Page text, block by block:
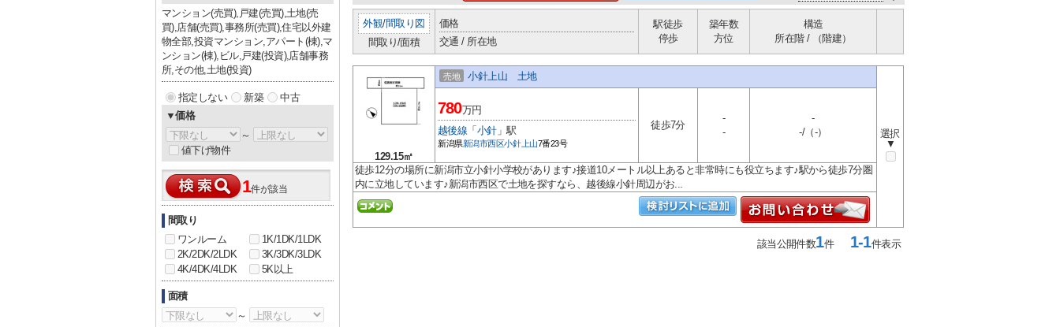
外観/間取り図
間取り/面積
価格
交通 / 所在地
駅徒歩
停歩
築年数
方位
構造
所在階 / （階建）
129.15㎡
売地 小針上山 土地
選択
▼
780万円
越後線 「 小針」駅
新潟県新潟市西区小針上山7番23号
徒歩7分
-
-
-
-/（-）
徒歩12分の場所に新潟市立小針小学校があります♪接道10メートル以上あると非常時にも役立ちます♪駅から徒歩7分圏
内に立地しています♪新潟市西区で土地を探すなら、越後線小針周辺がお...
該当公開件数1件1-1件表示
マンション(売買),戸建(売買),土地(売
買),店舗(売買),事務所(売買),住宅以外建
物全部,投資マンション,アパート(棟),マ
ンション(棟),ビル,戸建(投資),店舗事務
所,その他,土地(投資)
指定しない 新築
中古
▼価格
～
値下げ物件
1件が該当
間取り
ワンルーム
1K/1DK/1LDK
2K/2DK/2LDK
3K/3DK/3LDK
4K/4DK/4LDK
5K以上
面積
～